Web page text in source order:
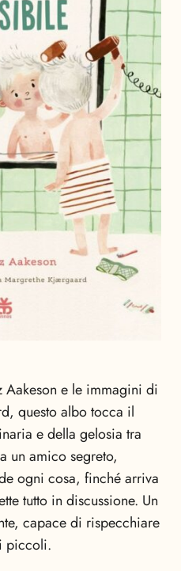
e le immagini di
questo albo tocca il
e della gelosia tra
un amico segreto,
ogni cosa, finché arriva
tutto in discussione. Un
capace di rispecchiare
piccoli.